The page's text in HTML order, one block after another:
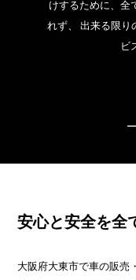
けするために、全
れず、 出来る限り
ビ
安心と安全を全
大阪府大東市で車の販売